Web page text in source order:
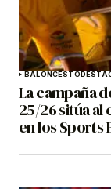
BALONCESTO
La campaña
25/26 sitúa
en los Sports